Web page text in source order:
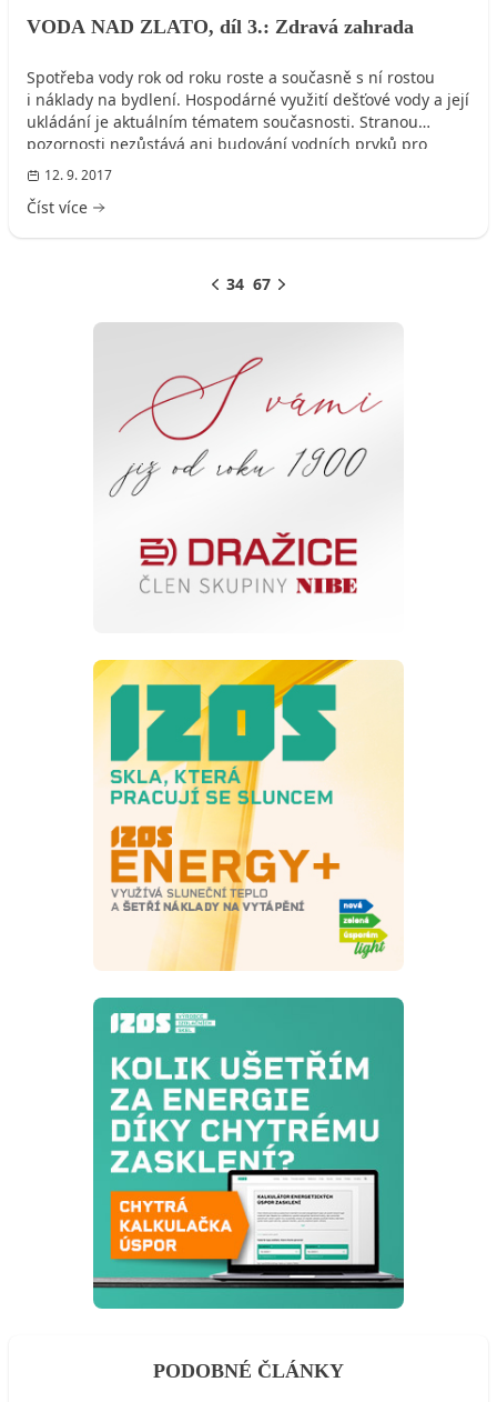
VODA NAD ZLATO, díl 3.: Zdravá zahrada
Spotřeba vody rok od roku roste a současně s ní rostou
i náklady na bydlení. Hospodárné využití dešťové vody a její
ukládání je aktuálním tématem současnosti. Stranou
pozornosti nezůstává ani budování vodních prvků pro
potěšení.
12. 9. 2017
Číst více
Předchozí
34 67 Další
PODOBNÉ ČLÁNKY